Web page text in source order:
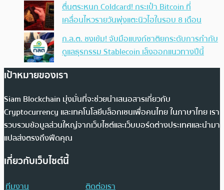
ตื่นตระหนก Coldcard! กระเป๋า Bitcoin ที่
เคลื่อนไหวรายวันพุ่งแตะนิวไฮในรอบ 8 เดือน
ก.ล.ต. ชงเข้ม! จับมือแบงก์ชาติยกระดับการกำกับ
ดูแลธุรกรรม Stablecoin เล็งออกแนวทางปีนี้
เป้าหมายของเรา
Siam Blockchain มุ่งมั่นที่จะช่วยนำเสนอสารเกี่ยวกับ
Cryptocurrency และเทคโนโลยีบล็อกเชนเพื่อคนไทย ในภาษาไทย เรา
รวบรวมข้อมูลส่วนใหญ่จากเว็บไซต์และเว็บบอร์ดต่างประเทศและนำมา
แปลส่งตรงถึงฟีดคุณ
เกี่ยวกับเว็บไซต์นี้
ทีมงาน
ติดต่อเรา